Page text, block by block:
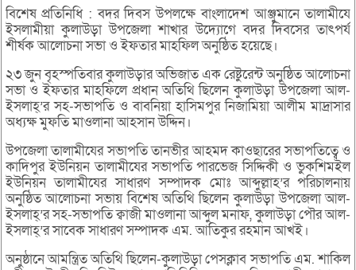
বিশেষ প্রতিনিধি : বদর দিবস উপলক্ষে বাংলাদেশ আঞ্জুমানে তালামীযে
ইসলামীয়া কুলাউড়া উপজেলা শাখার উদ্যোগে বদর দিবসের তাৎপর্য
শীর্ষক আলোচনা সভা ও ইফতার মাহফিল অনুষ্ঠিত হয়েছে।
২৩ জুন বৃহস্পতিবার কুলাউড়ার অভিজাত এক রেষ্টুরেন্ট অনুষ্ঠিত আলোচনা
সভা ও ইফতার মাহফিলে প্রধান অতিথি ছিলেন কুলাউড়া উপজেলা আল-
ইসলাহ্’র সহ-সভাপতি ও বাবনিয়া হাসিমপুর নিজামিয়া আলীম মাদ্রাসার
অধ্যক্ষ মুফতি মাওলানা আহসান উদ্দিন।
উপজেলা তালামীযের সভাপতি তানভীর আহমদ কাওছারের সভাপতিত্বে ও
কাদিপুর ইউনিয়ন তালামীযের সভাপতি পারভেজ সিদ্দিকী ও ভুকশিমইল
ইউনিয়ন তালামীযের সাধারণ সম্পাদক মোঃ আব্দুল্লাহ’র পরিচালনায়
অনুষ্ঠিত আলোচনা সভায় বিশেষ অতিথি ছিলেন কুলাউড়া উপজেলা আল-
ইসলাহ্’র সহ-সভাপতি ক্বাজী মাওলানা আব্দুল মনাফ, কুলাউড়া পৌর আল-
ইসলাহ্’র সাবেক সাধারণ সম্পাদক এম. আতিকুর রহমান আখই।
অনুষ্ঠানে আমন্ত্রিত অতিথি ছিলেন-কুলাউড়া পেসক্লাব সভাপতি এম. শাকিল